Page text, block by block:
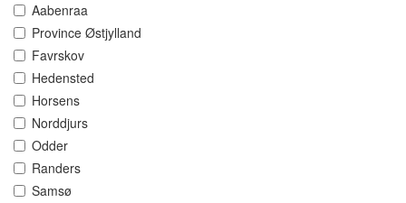
Aabenraa
Province Østjylland
Favrskov
Hedensted
Horsens
Norddjurs
Odder
Randers
Samsø